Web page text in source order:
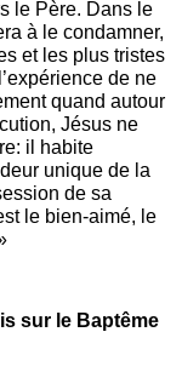
le Père. Dans le
à le condamner,
et les plus tristes
de ne
quand autour
Jésus ne
il habite
unique de la
de sa
le bien-aimé, le
sur le Baptême